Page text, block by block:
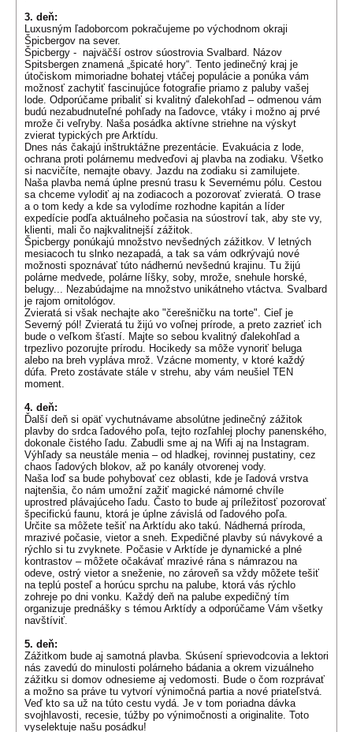
3. deň:
Luxusným ľadoborcom pokračujeme po východnom okraji
Špicbergov na sever.
Špicbergy - najväčší ostrov súostrovia Svalbard. Názov
Spitsbergen znamená „špicaté hory“. Tento jedinečný kraj je
útočiskom mimoriadne bohatej vtáčej populácie a ponúka vám
možnosť zachytiť fascinujúce fotografie priamo z paluby vašej
lode. Odporúčame pribaliť si kvalitný ďalekohľad – odmenou vám
budú nezabudnuteľné pohľady na ľadovce, vtáky i možno aj prvé
mrože či veľryby. Naša posádka aktívne striehne na výskyt
zvierat typických pre Arktídu.
Dnes nás čakajú inštruktážne prezentácie. Evakuácia z lode,
ochrana proti polárnemu medveďovi aj plavba na zodiaku. Všetko
si nacvičíte, nemajte obavy. Jazdu na zodiaku si zamilujete.
Naša plavba nemá úplne presnú trasu k Severnému pólu. Cestou
sa chceme vylodiť aj na zodiacoch a pozorovať zvieratá. O trase
a o tom kedy a kde sa vylodíme rozhodne kapitán a líder
expedície podľa aktuálneho počasia na súostroví tak, aby ste vy,
klienti, mali čo najkvalitnejší zážitok.
Špicbergy ponúkajú množstvo nevšedných zážitkov. V letných
mesiacoch tu slnko nezapadá, a tak sa vám odkrývajú nové
možnosti spoznávať túto nádhernú nevšednú krajinu. Tu žijú
polárne medvede, polárne líšky, soby, mrože, snehule horské,
belugy... Nezabúdajme na množstvo unikátneho vtáctva. Svalbard
je rajom ornitológov.
Zvieratá si však nechajte ako "čerešničku na torte". Cieľ je
Severný pól! Zvieratá tu žijú vo voľnej prírode, a preto zazrieť ich
bude o veľkom šťastí. Majte so sebou kvalitný ďalekohľad a
trpezlivo pozorujte prírodu. Hocikedy sa môže vynoriť beluga
alebo na breh vypláva mrož. Vzácne momenty, v ktoré každý
dúfa. Preto zostávate stále v strehu, aby vám neušiel TEN
moment.
4. deň:
Ďalší deň si opäť vychutnávame absolútne jedinečný zážitok
plavby do srdca ľadového poľa, tejto rozľahlej plochy panenského,
dokonale čistého ľadu. Zabudli sme aj na Wifi aj na Instagram.
Výhľady sa neustále menia – od hladkej, rovinnej pustatiny, cez
chaos ľadových blokov, až po kanály otvorenej vody.
Naša loď sa bude pohybovať cez oblasti, kde je ľadová vrstva
najtenšia, čo nám umožní zažiť magické námorné chvíle
uprostred plávajúceho ľadu. Často to bude aj príležitosť pozorovať
špecifickú faunu, ktorá je úplne závislá od ľadového poľa.
Určite sa môžete tešiť na Arktídu ako takú. Nádherná príroda,
mrazivé počasie, vietor a sneh. Expedičné plavby sú návykové a
rýchlo si tu zvyknete. Počasie v Arktíde je dynamické a plné
kontrastov – môžete očakávať mrazivé rána s námrazou na
odeve, ostrý vietor a sneženie, no zároveň sa vždy môžete tešiť
na teplú posteľ a horúcu sprchu na palube, ktorá vás rýchlo
zohreje po dni vonku. Každý deň na palube expedičný tím
organizuje prednášky s témou Arktídy a odporúčame Vám všetky
navštíviť.
5. deň:
Zážitkom bude aj samotná plavba. Skúsení sprievodcovia a lektori
nás zavedú do minulosti polárneho bádania a okrem vizuálneho
zážitku si domov odnesieme aj vedomosti. Bude o čom rozprávať
a možno sa práve tu vytvorí výnimočná partia a nové priateľstvá.
Veď kto sa už na túto cestu vydá. Je v tom poriadna dávka
svojhlavosti, recesie, túžby po výnimočnosti a originalite. Toto
vyselektuje našu posádku!